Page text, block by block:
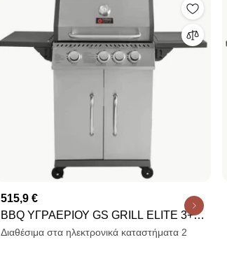
515,9 €
BBQ ΥΓΡΑΕΡΙΟΥ GS GRILL ELITE 3+1
INOX - 11,5 kW
Διαθέσιμα στα ηλεκτρονικά καταστήματα 2